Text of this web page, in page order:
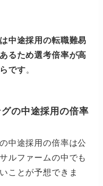
中途採用の転職難易
るため選考倍率が高
です。
の中途採用の倍率
中途採用の倍率は公
ルファームの中でも
ことが予想できま